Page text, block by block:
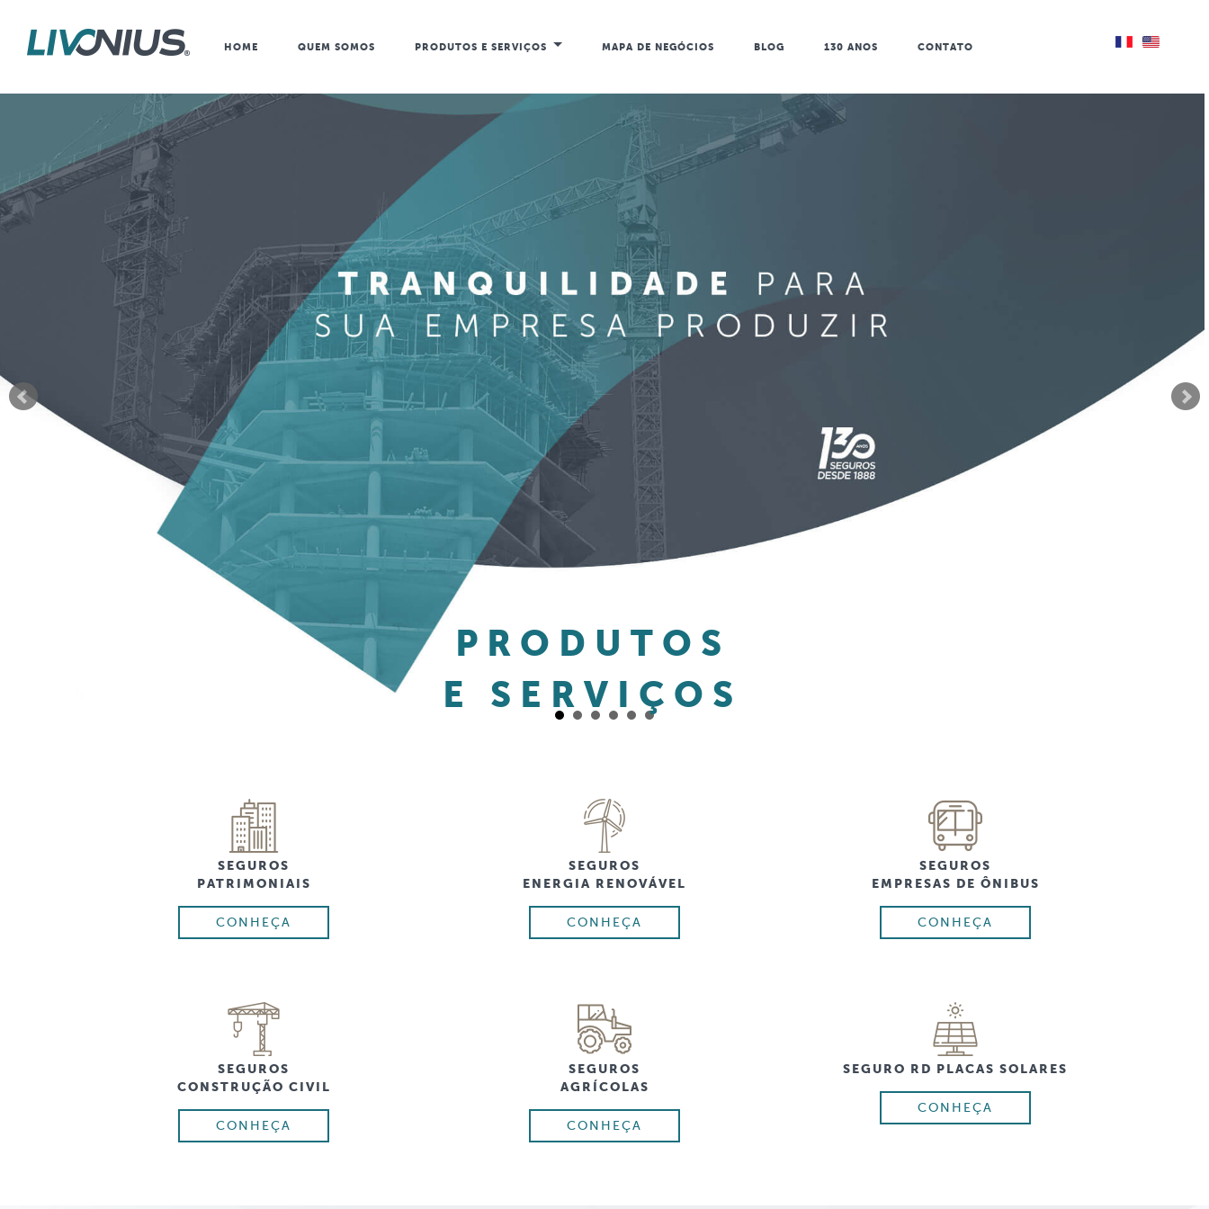
HOME QUEM SOMOS PRODUTOS E SERVIÇOS MAPA DE NEGÓCIOS BLOG 130 ANOS CONTATO
PRODUTOS
E SERVIÇOS
SEGUROS
PATRIMONIAIS
CONHEÇA
SEGUROS
ENERGIA RENOVÁVEL
CONHEÇA
SEGUROS
EMPRESAS DE ÔNIBUS
CONHEÇA
SEGUROS
CONSTRUÇÃO CIVIL
CONHEÇA
SEGUROS
AGRÍCOLAS
CONHEÇA
SEGURO RD PLACAS SOLARES
CONHEÇA